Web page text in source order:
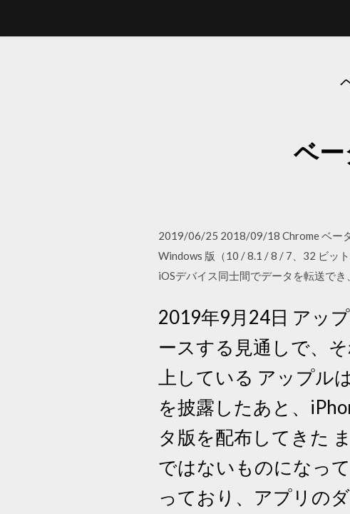
ベ
2019/06/25 2018/09/18 Chrome ベー
Windows 版（10 / 8.1 / 8 / 7、32 ビッ
iOSデバイス同士間でデータを転送で
2019年9月24日 アッ
ースする見通しで、
上している アップル
を披露したあと、
タ版を配布してきた
ではないものになっ
っており、アプリの